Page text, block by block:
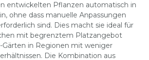
entwickelten Pflanzen automatisch in
ohne dass manuelle Anpassungen
sind. Dies macht sie ideal für
mit begrenztem Platzangebot
Gärten in Regionen mit weniger
Die Kombination aus